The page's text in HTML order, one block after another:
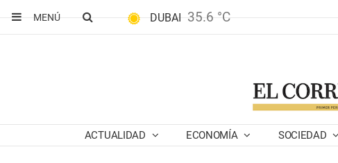
MENÚ
DUBAI 35.6 °C
ACTUALIDAD ECONOMÍA SOCIEDAD